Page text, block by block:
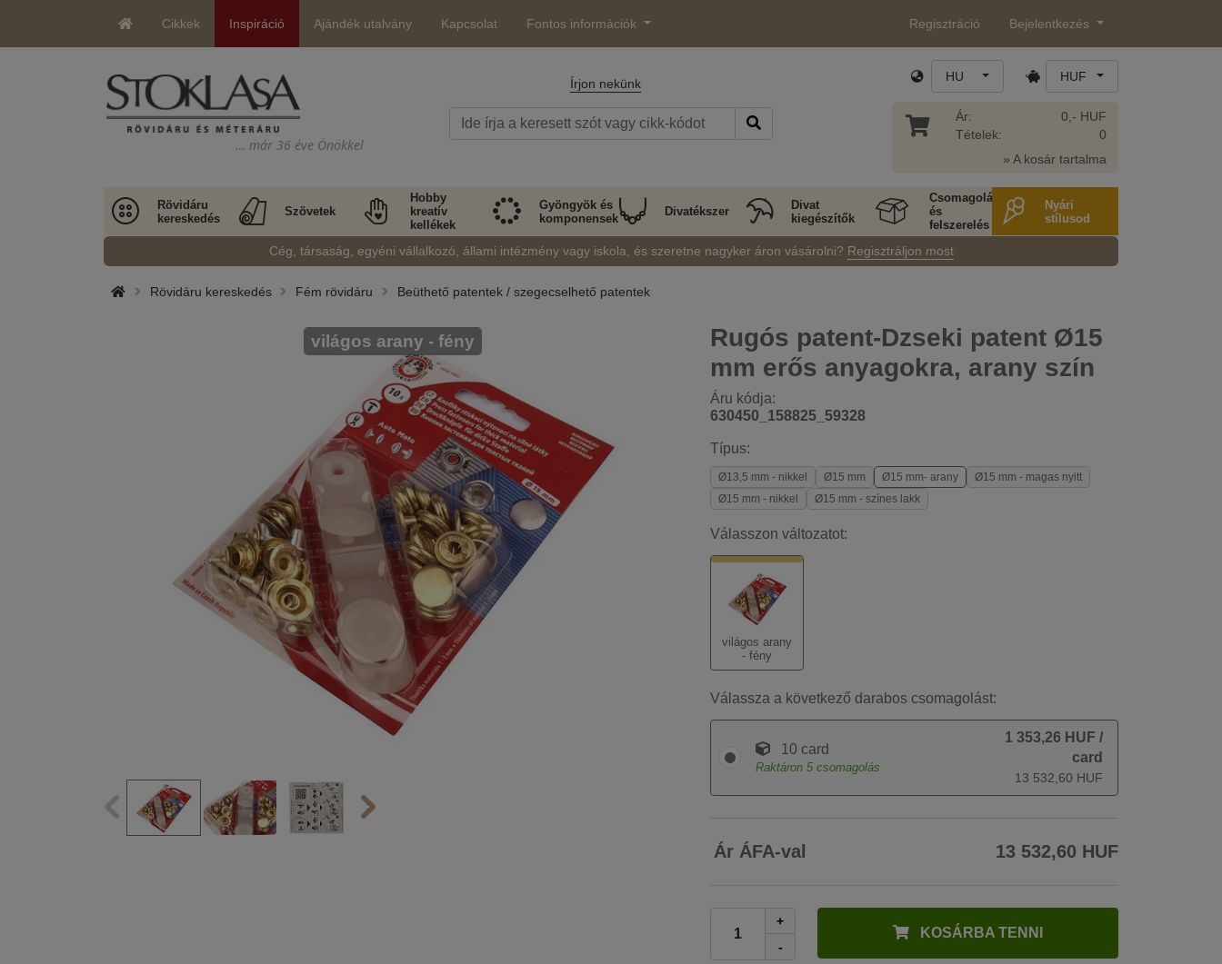
Cikkek Inspiráció Ajándék utalvány Kapcsolat Fontos információk Regisztráció Bejelentkezés
… már 36 éve Önökkel
Írjon nekünk HU HUF
Ár:
Tételek:
0,- HUF
0
» A kosár tartalma
Rövidáru
kereskedés
Szövetek
Hobby
kreatív
kellékek
Gyöngyök és
komponensek
Divatékszer
Divat
kiegészítők
Csomagolás
és
felszerelés
Nyári
stílusod
Cég, társaság, egyéni vállalkozó, állami intézmény vagy iskola, és szeretne nagyker áron vásárolni? Regisztráljon most
Rövidáru kereskedés Fém rövidáru Beüthető patentek / szegecselhető patentek
Rugós patent-Dzseki patent Ø15
mm erős anyagokra, arany szín
Áru kódja:
630450_158825_59328
világos arany - fény
Típus:
Ø13,5 mm - nikkel Ø15 mm Ø15 mm- arany
Ø15 mm - magas nyitt
Ø15 mm - nikkel
Ø15 mm - színes lakk
Válasszon változatot:
világos arany
- fény
Válassza a következő darabos csomagolást:
10 card
Raktáron 5 csomagolás
1 353,26 HUF /
card
13 532,60 HUF
Ár ÁFA-val 13 532,60 HUF
+
-
KOSÁRBA TENNI